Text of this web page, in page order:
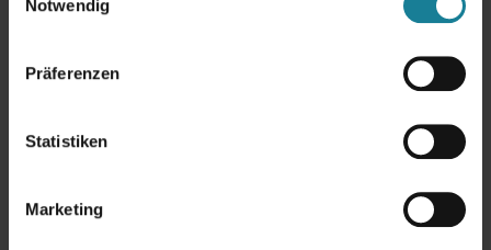
Notwendig
Präferenzen
Statistiken
Marketing